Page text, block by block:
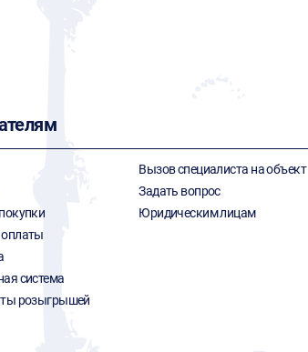
система
розыгрышей
Вызов специалиста на объект
Задать вопрос
Юридическим лицам